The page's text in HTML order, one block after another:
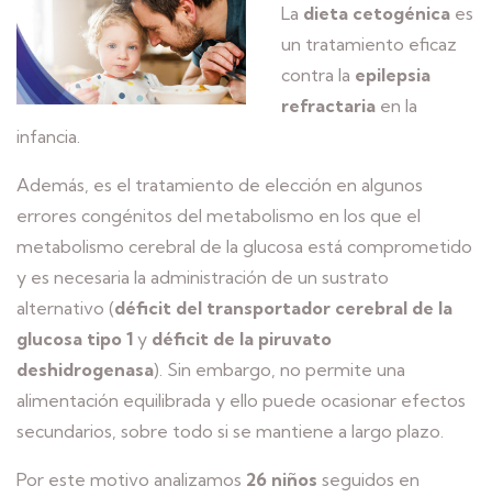
La dieta cetogénica es
un tratamiento eficaz
contra la epilepsia
refractaria en la
infancia.
Además, es el tratamiento de elección en algunos
errores congénitos del metabolismo en los que el
metabolismo cerebral de la glucosa está comprometido
y es necesaria la administración de un sustrato
alternativo (déficit del transportador cerebral de la
glucosa tipo 1 y déficit de la piruvato
deshidrogenasa). Sin embargo, no permite una
alimentación equilibrada y ello puede ocasionar efectos
secundarios, sobre todo si se mantiene a largo plazo.
Por este motivo analizamos 26 niños seguidos en